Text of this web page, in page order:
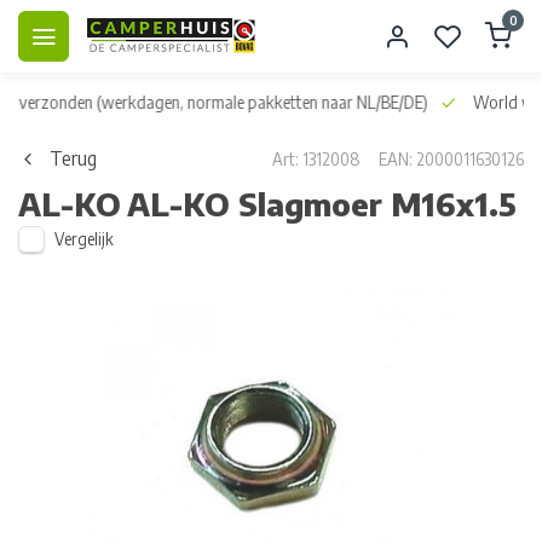
0
verzonden (werkdagen, normale pakketten naar NL/BE/DE) World
Terug Art: 1312008 EAN: 2000011630126
AL-KOAL-KO Slagmoer M16x1.5
Vergelijk